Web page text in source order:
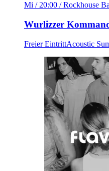
Mi / 20:00 / Rockhouse
Wurlizzer
Freier EintrittAcoustic